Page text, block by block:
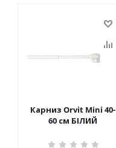
Карниз Orvit Mini 40-
60 см БІЛИЙ